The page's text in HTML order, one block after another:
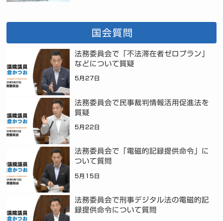
国会質問
法務委員会で「不法滞在者ゼロプラン」
などについて質疑
5月27日
法務委員会で民事裁判情報活用促進法を
質疑
5月22日
法務委員会で「電磁的記録提供命令」に
ついて質問
5月15日
法務委員会で刑事デジタル法の電磁的記
録提供命令について質問